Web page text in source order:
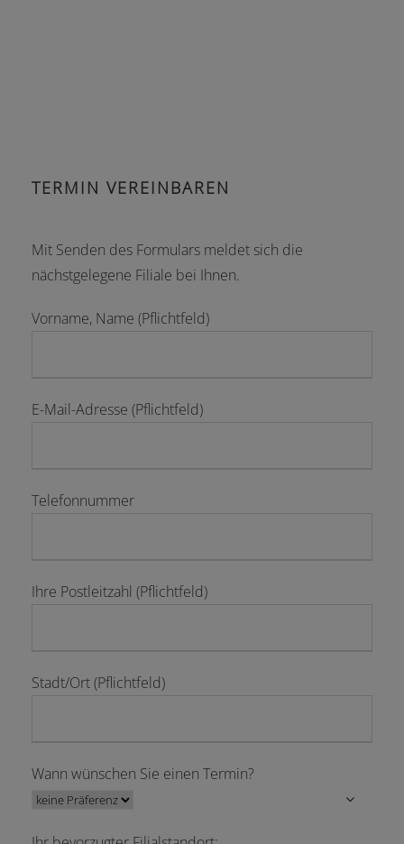
TERMIN VEREINBAREN
Mit Senden des Formulars meldet sich die
nächstgelegene Filiale bei Ihnen.
Vorname, Name (Pflichtfeld)
E-Mail-Adresse (Pflichtfeld)
Telefonnummer
Ihre Postleitzahl (Pflichtfeld)
Stadt/Ort (Pflichtfeld)
Wann wünschen Sie einen Termin?